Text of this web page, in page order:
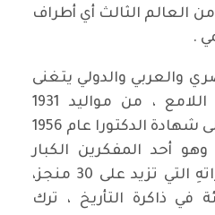
من العالم الثالث أي أطراف
.
والعربي والدولي يتغنى
بهذا المفكر العبقري اللامع ، من مواليد 1931
الأسكندرية ، وحاصل على شهادة الدكتورا عام 1956
أحد المفكرين الكبار
الذي أثرى مجالهُ بأنجازاتهِ التي تزيد على 30 منجز،
ذاكرة التأريخ ، ترك